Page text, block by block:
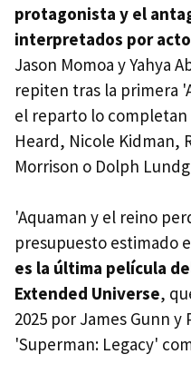
protagonista y el
interpretados por
Jason Momoa y Yahya
repiten tras la primera
el reparto lo
Heard, Nicole Kidman,
Morrison o Dolph
'Aquaman y el reino
presupuesto estimado
es la última película
Extended Universe,
2025 por James Gunn y
'Superman: Legacy'